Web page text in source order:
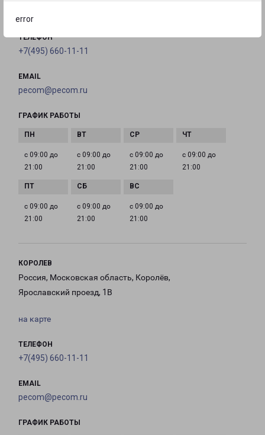
error
ТЕЛЕФОН
+7(495) 660-11-11
EMAIL
pecom@pecom.ru
ГРАФИК РАБОТЫ
с 09:00 до
21:00
с 09:00 до
21:00
с 09:00 до
21:00
с 09:00 до
21:00
с 09:00 до
21:00
с 09:00 до
21:00
с 09:00 до
21:00
КОРОЛЕВ
Россия, Московская область, Королёв,
Ярославский проезд, 1В
на карте
ТЕЛЕФОН
+7(495) 660-11-11
EMAIL
pecom@pecom.ru
ГРАФИК РАБОТЫ